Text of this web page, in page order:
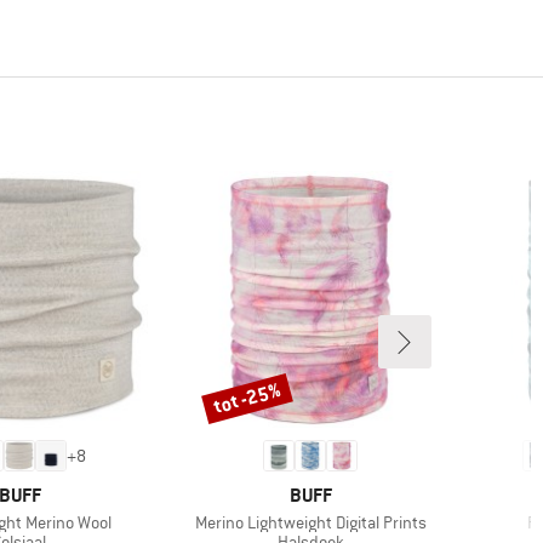
+8
MERK
BUFF
Merino Wool
MERK
BUFF
Artikel
Merino Lightweight Digital Prints
Korting
tot -25%